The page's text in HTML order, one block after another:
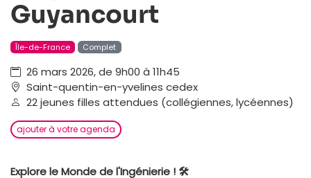
Guyancourt
Île-de-France Complet
26 mars 2026, de 9h00 à 11h45
Saint-quentin-en-yvelines cedex
22 jeunes filles attendues (collégiennes, lycéennes)
ajouter à votre agenda
Explore le Monde de l'Ingénierie ! 🛠️